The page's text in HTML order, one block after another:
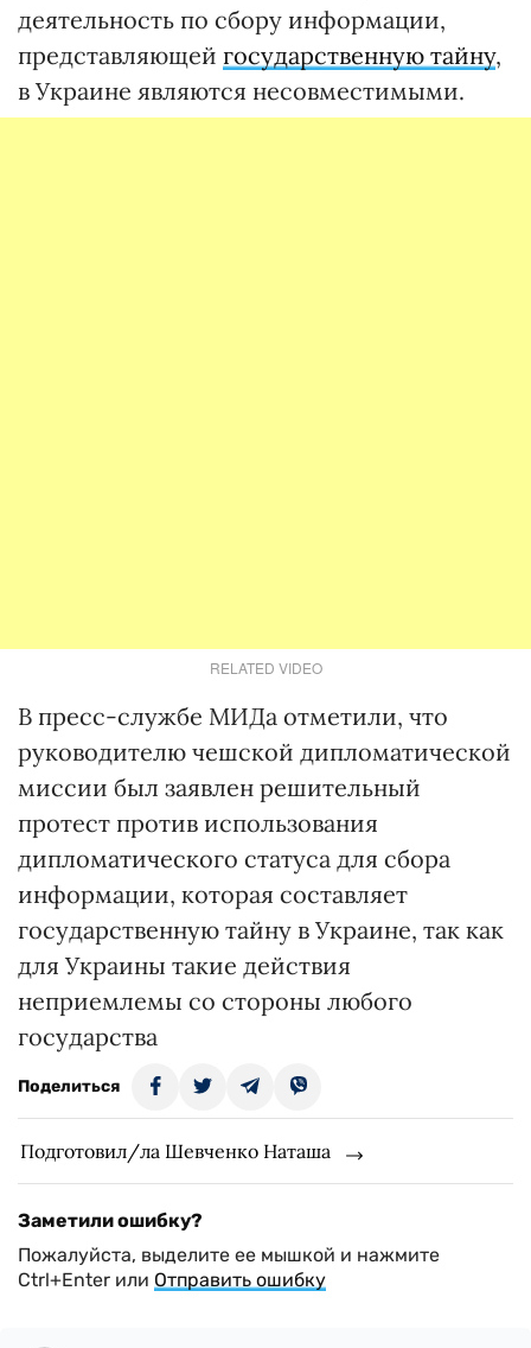
деятельность по сбору информации,
представляющей государственную тайну,
в Украине являются несовместимыми.
RELATED VIDEO
В пресс-службе МИДа отметили, что
руководителю чешской дипломатической
миссии был заявлен решительный
протест против использования
дипломатического статуса для сбора
информации, которая составляет
государственную тайну в Украине, так как
для Украины такие действия
неприемлемы со стороны любого
государства
Поделиться
Подготовил/ла Шевченко Наташа
Заметили ошибку?
Пожалуйста, выделите ее мышкой и нажмите
Ctrl+Enter или Отправить ошибку